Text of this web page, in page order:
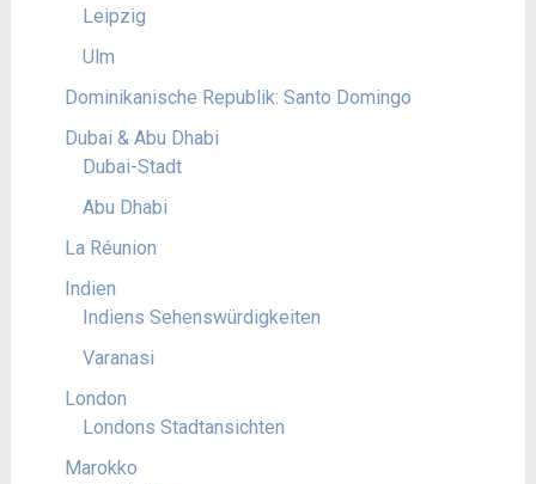
Leipzig
Ulm
Dominikanische Republik: Santo Domingo
Dubai & Abu Dhabi
Dubai-Stadt
Abu Dhabi
La Réunion
Indien
Indiens Sehenswürdigkeiten
Varanasi
London
Londons Stadtansichten
Marokko